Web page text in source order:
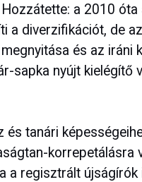
a 2010
a diverzifikációt, de
és az iráni
sapka nyújt kielégítő
tanári
korrepetálásra
a regisztrált újságírók